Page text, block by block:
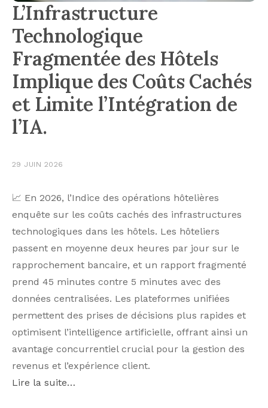
L’Infrastructure
Technologique
Fragmentée des Hôtels
Implique des Coûts Cachés
et Limite l’Intégration de
l’IA.
29 JUIN 2026
📈 En 2026, l’Indice des opérations hôtelières
enquête sur les coûts cachés des infrastructures
technologiques dans les hôtels. Les hôteliers
passent en moyenne deux heures par jour sur le
rapprochement bancaire, et un rapport fragmenté
prend 45 minutes contre 5 minutes avec des
données centralisées. Les plateformes unifiées
permettent des prises de décisions plus rapides et
optimisent l’intelligence artificielle, offrant ainsi un
avantage concurrentiel crucial pour la gestion des
revenus et l’expérience client.
Lire la suite…